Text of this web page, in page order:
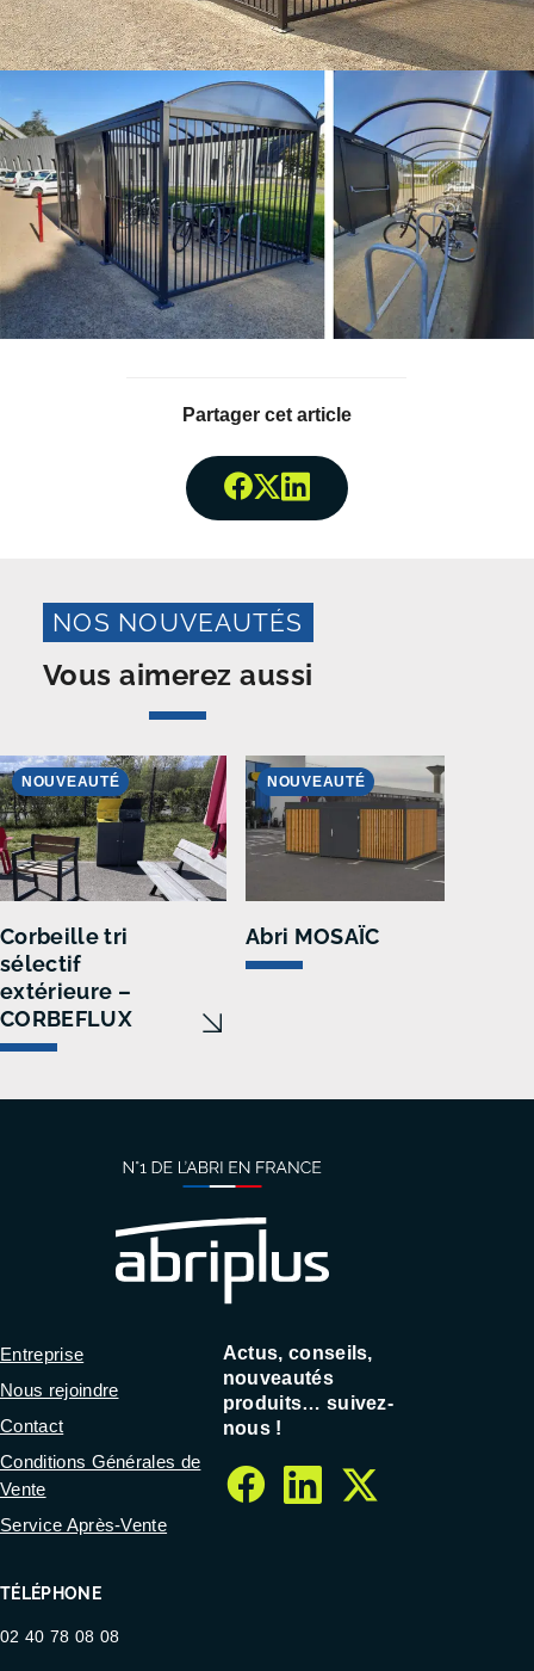
Partager cet article
Partager surFacebook
Partager surTwitter
Partager
NOS NOUVEAUTÉS
Vous aimerez aussi
Corbeille tri
sélectif
extérieure –
CORBEFLUX
NOUVEAUTÉ
Abri MOSAÏC
NOUVEAUTÉ
TÉLÉPHONE
02 40 78 08 08
Entreprise
Nous rejoindre
Contact
Conditions Générales de
Vente
Service Après-Vente
Actus, conseils,
nouveautés
produits… suivez-
nous !
facebook
linkedin
twitter